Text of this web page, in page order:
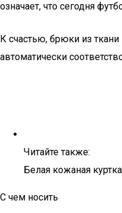
означает, что сегодня
К счастью, брюки из
автоматически
Читайте также:
Белая кожаная
С чем носить